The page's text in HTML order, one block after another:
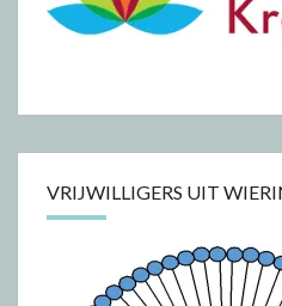
VRIJWILLIGERS UIT